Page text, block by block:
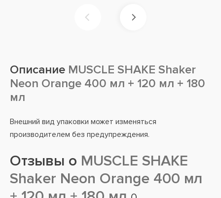
Описание MUSCLE SHAKE Shaker
Neon Orange 400 мл + 120 мл + 180
мл
Внешний вид упаковки может изменяться
производителем без предупреждения.
Отзывы о MUSCLE SHAKE
Shaker Neon Orange 400 мл